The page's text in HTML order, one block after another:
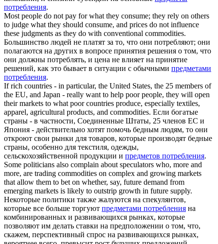
потребления.
Most people do not pay for what they consume; they rely on others
to judge what they should consume, and prices do not influence
these judgments as they do with conventional commodities.
Большинство людей не платят за то, что они потребляют; они
полагаются на других в вопросе принятия решения о том, что
они должны потреблять, и цена не влияет на принятие
решений, как это бывает в ситуации с обычными предметами
потребления.
If rich countries - in particular, the United States, the 25 members of
the EU, and Japan - really want to help poor people, they will open
their markets to what poor countries produce, especially textiles,
apparel, agricultural products, and commodities. Если богатые
страны - в частности, Соединенные Штаты, 25 членов ЕС и
Япония - действительно хотят помочь бедным людям, то они
откроют свои рынки для товаров, которые производят бедные
страны, особенно для текстиля, одежды,
сельскохозяйственной продукции и предметов потребления.
Some politicians also complain about speculators who, more and
more, are trading commodities on complex and growing markets
that allow them to bet on whether, say, future demand from
emerging markets is likely to outstrip growth in future supply.
Некоторые политики также жалуются на спекулянтов,
которые все больше торгуют предметами потребления на
комбинированных и развивающихся рынках, которые
позволяют им делать ставки на предположении о том, что,
скажем, перспективный спрос на развивающихся рынках,